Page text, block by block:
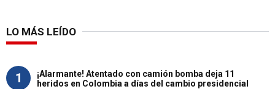
LO MÁS LEÍDO
1
¡Alarmante! Atentado con camión bomba deja 11
heridos en Colombia a días del cambio presidencial